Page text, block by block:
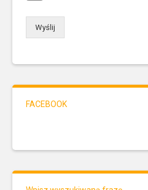
Wyślij
FACEBOOK